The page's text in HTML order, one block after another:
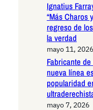
Ignatius
“Más Charos
regreso de
la verdad
mayo 11, 2026
Fabricante
nueva línea
popularidad
mayo 7, 2026